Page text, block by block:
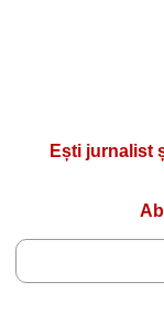
Ești jurnalist